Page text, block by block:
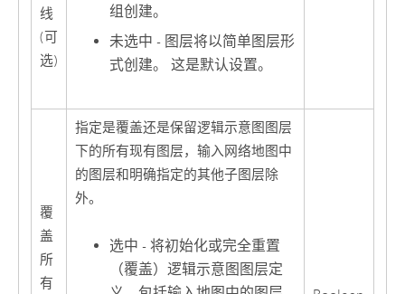
线
(可
选)
组创建。
未选中 - 图层将以简单图层形
式创建。 这是默认设置。
覆
盖
所
有
指定是覆盖还是保留逻辑示意图图层
下的所有现有图层，输入网络地图中
的图层和明确指定的其他子图层除
外。
选中 - 将初始化或完全重置
（覆盖）逻辑示意图图层定